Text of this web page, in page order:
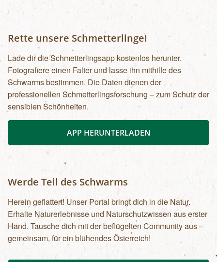
Nach einer gemütlichen Einkehr am Penkenjoch
bringt uns die Bergbahn zurück ins Tal.
Rette unsere Schmetterlinge!
Lade dir die Schmetterlingsapp kostenlos herunter.
Fotografiere einen Falter und lasse ihn mithilfe des
Schwarms bestimmen. Die Daten dienen der
professionellen Schmetterlingsforschung – zum Schutz der
sensiblen Schönheiten.
APP HERUNTERLADEN
Werde Teil des Schwarms
Herein geflattert! Unser Portal bringt dich in die Natur.
Erhalte Naturerlebnisse und Naturschutzwissen aus erster
Hand. Tausche dich mit der beflügelten Community aus –
gemeinsam, für ein blühendes Österreich!